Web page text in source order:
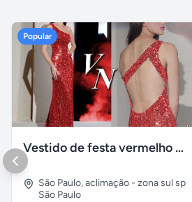
Popular
Vestido de festa vermelho com brilho e pedraria
São Paulo,aclimação - zona sul sp
São Paulo